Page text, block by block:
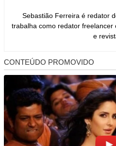
Sebastião Ferreira é redator
trabalha como redator
e